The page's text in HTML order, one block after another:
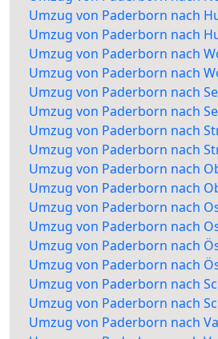
Umzug von Paderborn nach
Umzug von Paderborn nach
Umzug von Paderborn nach
Umzug von Paderborn nach
Umzug von Paderborn nach
Umzug von Paderborn nach
Umzug von Paderborn nach
Umzug von Paderborn nach
Umzug von Paderborn nach
Umzug von Paderborn nach
Umzug von Paderborn nach
Umzug von Paderborn nach
Umzug von Paderborn nach
Umzug von Paderborn nach
Umzug von Paderborn nach
Umzug von Paderborn nach
Umzug von Paderborn nach